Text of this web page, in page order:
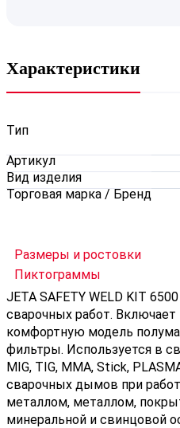
Характеристики
Тип
Артикул
Вид изделия
Торговая марка / Бренд
Размеры и ростовки
Пиктограммы
JETA SAFETY WELD KIT
сварочных работ.
комфортную модель
фильтры. Используется в
MIG, TIG, MMA, Stick,
сварочных дымов при
металлом, металлом,
минеральной и свинцовой